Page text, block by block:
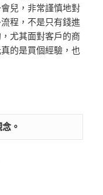
兒，非常謹慎地對
程，不是只有錢進
尤其面對客戶的商
的是買個經驗，也
。